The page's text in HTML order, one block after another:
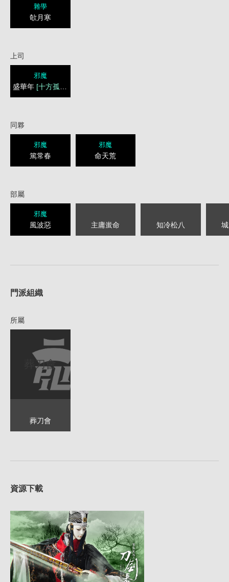
雜學
欹月寒
上司
邪魔
盛華年 [十方孤凜]
同夥
邪魔
篤常春
邪魔
命天荒
部屬
邪魔
風波惡 主庸蚩命 知冷松八
門派組織
所屬
葬刀會
葬刀會
資源下載